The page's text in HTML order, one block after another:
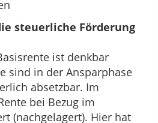
steuerliche Förderung
ist denkbar
sind in der Ansparphase
absetzbar. Im
bei Bezug im
(nachgelagert). Hier hat